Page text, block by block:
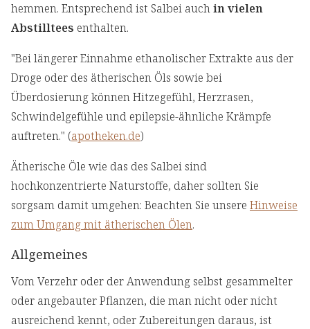
hemmen. Entsprechend ist Salbei auchin vielen
Abstilltees enthalten.
"Bei längerer Einnahme ethanolischer Extrakte aus der
Droge oder des ätherischen Öls sowie bei
Überdosierung können Hitzegefühl, Herzrasen,
Schwindelgefühle und epilepsie-ähnliche Krämpfe
auftreten." (apotheken.de)
Ätherische Öle wie das des Salbei sind
hochkonzentrierte Naturstoffe, daher sollten Sie
sorgsam damit umgehen: Beachten Sie unsere Hinweise
zum Umgang mit ätherischen Ölen.
Allgemeines
Vom Verzehr oder der Anwendung selbst gesammelter
oder angebauter Pflanzen, die man nicht oder nicht
ausreichend kennt, oder Zubereitungen daraus, ist